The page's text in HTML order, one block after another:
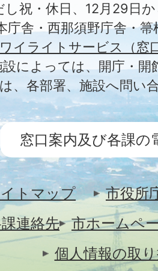
し祝・休日、12月29日
庁舎・西那須野庁舎・
ワイライトサービス（窓
によっては、開庁・
、各部署、施設へ問い
窓口案内及び各課の
トマップ
市役所
連絡先
市ホームペ
個人情報の取